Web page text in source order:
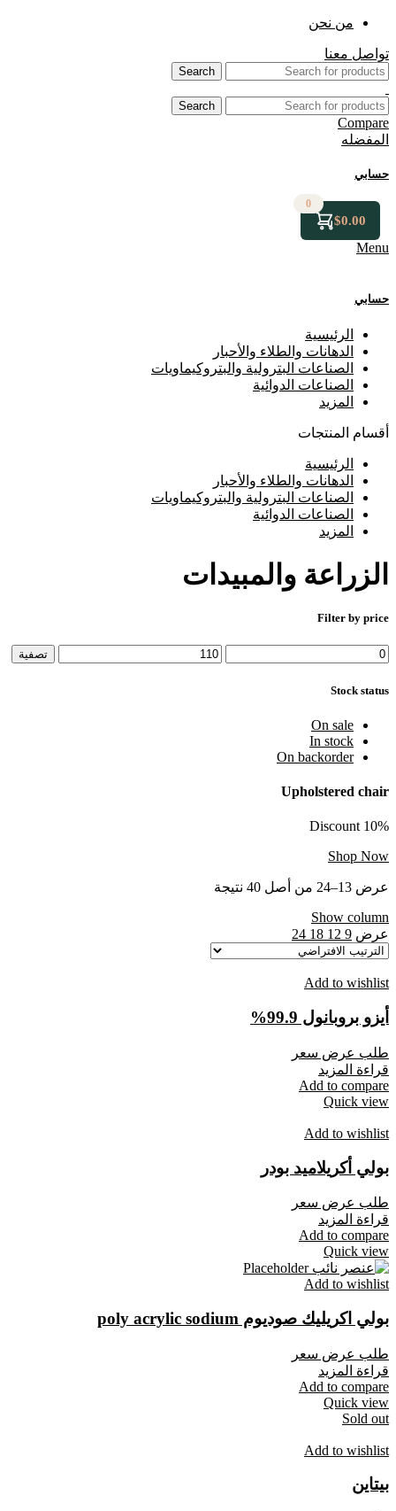
من نحن
تواصل معنا
Search
Search
Compare
المفضله
حسابي
0
$0.00
Menu
حسابي
الرئيسية
⁠الدهانات والطلاء والأحبار
الصناعات البترولية والبتروكيماويات
الصناعات الدوائية
المزيد
أقسام المنتجات
الرئيسية
⁠الدهانات والطلاء والأحبار
الصناعات البترولية والبتروكيماويات
الصناعات الدوائية
المزيد
الزراعة والمبيدات
Filter by price
أدنى
أعلى
تصفية
Stock status
On sale
In stock
On backorder
Upholstered chair
Discount 10%
Shop Now
عرض 13–24 من أصل 40 نتيجة
Show column
عرض 9
12
18
24
Add to wishlist
أيزو بروبانول 99.9%
طلب عرض سعر
قراءة المزيد
Add to compare
Quick view
Add to wishlist
بولي أكريلاميد بودر
طلب عرض سعر
قراءة المزيد
Add to compare
Quick view
Add to wishlist
بولي اكريليك صوديوم poly acrylic sodium
طلب عرض سعر
قراءة المزيد
Add to compare
Quick view
Sold out
Add to wishlist
بيتاين